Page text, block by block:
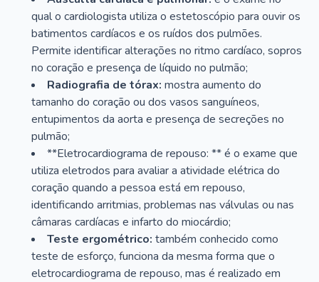
qual o cardiologista utiliza o estetoscópio para ouvir os
batimentos cardíacos e os ruídos dos pulmões.
Permite identificar alterações no ritmo cardíaco, sopros
no coração e presença de líquido no pulmão;
Radiografia de tórax: mostra aumento do
tamanho do coração ou dos vasos sanguíneos,
entupimentos da aorta e presença de secreções no
pulmão;
**Eletrocardiograma de repouso: ** é o exame que
utiliza eletrodos para avaliar a atividade elétrica do
coração quando a pessoa está em repouso,
identificando arritmias, problemas nas válvulas ou nas
câmaras cardíacas e infarto do miocárdio;
Teste ergométrico: também conhecido como
teste de esforço, funciona da mesma forma que o
eletrocardiograma de repouso, mas é realizado em